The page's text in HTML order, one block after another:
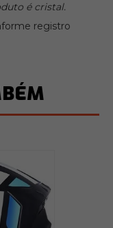
é cristal.
registro